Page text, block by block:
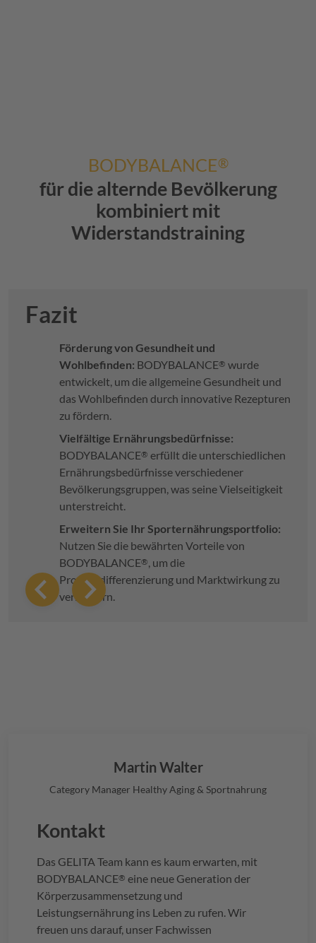
BODYBALANCE®
für die alternde Bevölkerung
kombiniert mit
Widerstandstraining
Fazit
Förderung von Gesundheit und
Wohlbefinden: BODYBALANCE® wurde
entwickelt, um die allgemeine Gesundheit und
das Wohlbefinden durch innovative Rezepturen
zu fördern.
Vielfältige Ernährungsbedürfnisse:
BODYBALANCE® erfüllt die unterschiedlichen
Ernährungsbedürfnisse verschiedener
Bevölkerungsgruppen, was seine Vielseitigkeit
unterstreicht.
Erweitern Sie Ihr Sporternährungsportfolio:
Nutzen Sie die bewährten Vorteile von
BODYBALANCE®, um die
Produktdifferenzierung und Marktwirkung zu
verbessern.
Martin Walter
Category Manager Healthy Aging & Sportnahrung
Kontakt
Das GELITA Team kann es kaum erwarten, mit
BODYBALANCE® eine neue Generation der
Körperzusammensetzung und
Leistungsernährung ins Leben zu rufen. Wir
freuen uns darauf, unser Fachwissen